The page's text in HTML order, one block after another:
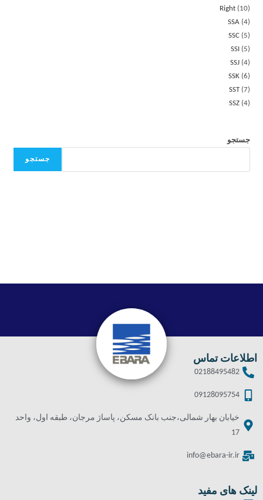
Right
10
SSA 4
SSC
5
SSI
5
SSJ 4
SSK 6
SST 7
SSZ 4
جستجو
جستجو
اطلاعات تماس
02188495482
09128095754
خیابان بهار شمالی،جنب بانک مسکن، پاساژ مرجان، طبقه اول، واحد
17
info@ebara-ir.ir
لینک های مفید